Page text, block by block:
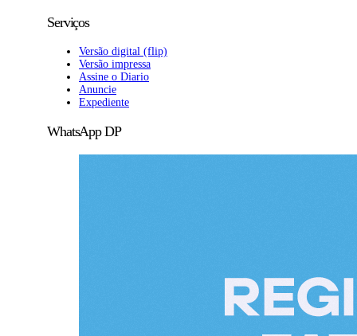
Serviços
Versão digital (flip)
Versão impressa
Assine o Diario
Anuncie
Expediente
WhatsApp DP